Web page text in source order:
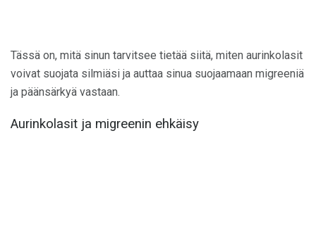
Tässä on, mitä sinun tarvitsee tietää siitä, miten aurinkolasit
voivat suojata silmiäsi ja auttaa sinua suojaamaan migreeniä
ja päänsärkyä vastaan.
Aurinkolasit ja migreenin ehkäisy